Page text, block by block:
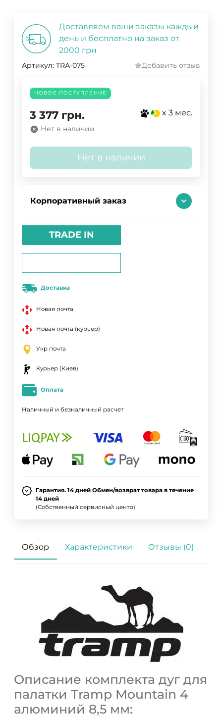
Доставляем ваши заказы каждый
день и бесплатно на заказ от
2000 грн
Артикул: TRA-075 Добавить отзыв
НОВОЕ ПОСТУПЛЕНИЕ
3 377 грн. x 3 мес.
Нет в наличии
Нет в наличии
Корпоративный заказ
TRADE IN
Доставка
Новая почта
Новая почта (курьер)
Укр почта
Курьер (Киев)
Оплата
Наличный и безналичный расчет
Гарантия. 14 дней Обмен/возврат товара в течение
14 дней
(Собственный сервисный центр)
Обзор Характеристики Отзывы (0)
Описание комплекта дуг для
палатки Tramp Mountain 4
алюминий 8,5 мм:
ДА НЕТ